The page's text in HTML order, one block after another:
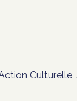
Culturelle,